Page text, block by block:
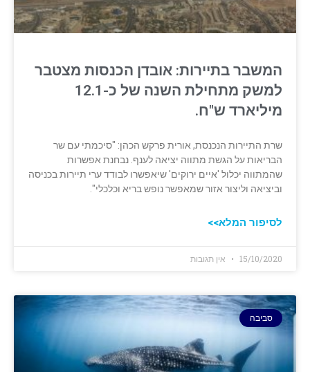
המשבר בתיירות: אובדן הכנסות מצטבר
למשק מתחילת השנה של כ-12.1
‏מיליארד ש"ח. ‏
שרת התיירות הנכנסת, אורית פרקש הכהן: "סיכמתי עם שר
הבריאות על הגשת מתווה ‏יציאה לענף. נבחנת אפשרות
שהמתווה יכלול 'איים ירוקים' שיאפשרו לבודד ערי תיירות ‏בכניסה
וביציאה וליצור אזור שמאפשר נופש בריא וכלכלי".‏
לסיפור המלא>>
15/10/2020 אין תגובות
סביבה